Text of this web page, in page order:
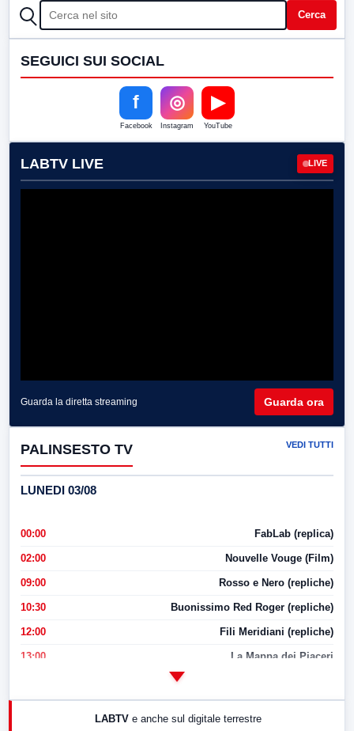
CERCA Cerca
SEGUICI SUI SOCIAL
f
Facebook
◎
Instagram
▶
YouTube
LABTV LIVE LIVE
Guarda la diretta streaming Guarda ora
PALINSESTO TV VEDI TUTTI
LUNEDI 03/08
00:00 FabLab (replica)
02:00 Nouvelle Vouge (Film)
09:00 Rosso e Nero (repliche)
10:30 Buonissimo Red Roger (repliche)
12:00 Fili Meridiani (repliche)
13:00 La Mappa dei Piaceri
LABTV e anche sul digitale terrestre